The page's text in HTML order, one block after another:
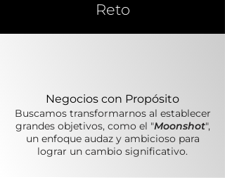
Reto
Negocios con Propósito
Buscamos transformarnos al establecer
grandes objetivos, como el "Moonshot",
un enfoque audaz y ambicioso para
lograr un cambio significativo.